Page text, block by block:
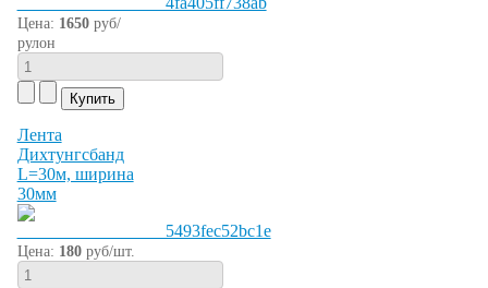
Цена: 1650руб/
рулон
Лента
Дихтунгсбанд
L=30м, ширина
30мм
Цена: 180руб/шт.